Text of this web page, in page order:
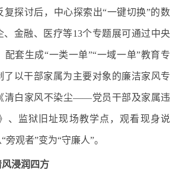
探讨后，中心探索出“一键切换”的数
、金融、医疗等13个专题展可通过中央
套生成“一类一单”“一域一单”教育专
了以干部家属为主要对象的廉洁家风专
清白家风不染尘——党员干部及家属违
、监狱旧址现场教学点，观看现身说
观者”变为“守廉人”。
浸润四方